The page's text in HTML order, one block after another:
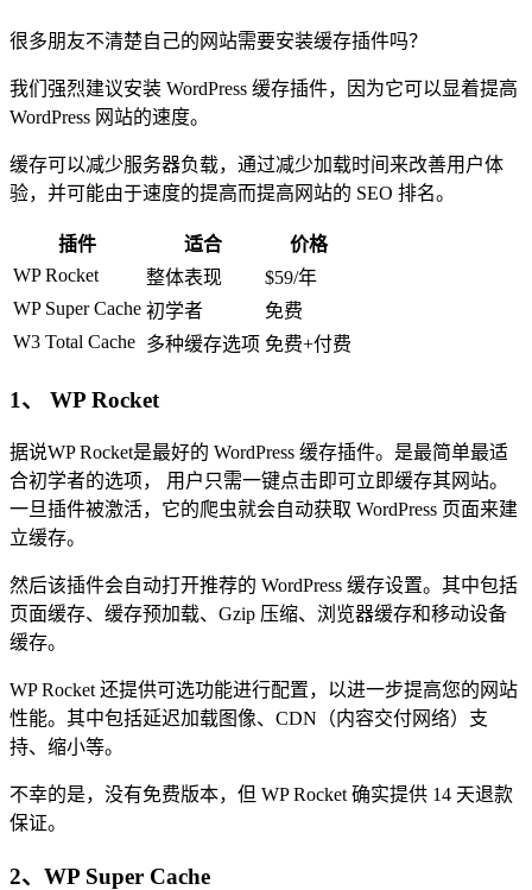
很多朋友不清楚自己的网站需要安装缓存插件吗？
我们强烈建议安装 WordPress 缓存插件，因为它可以显着提高
WordPress 网站的速度。
缓存可以减少服务器负载，通过减少加载时间来改善用户体
验，并可能由于速度的提高而提高网站的 SEO 排名。
插件 适合
价格
WP Rocket
整体表现
$59/年
WP Super Cache 初学者
免费
W3 Total Cache 多种缓存选项 免费+付费
1、 WP Rocket
据说WP Rocket是最好的 WordPress 缓存插件。是最简单最适
合初学者的选项， 用户只需一键点击即可立即缓存其网站。
一旦插件被激活，它的爬虫就会自动获取 WordPress 页面来建
立缓存。
然后该插件会自动打开推荐的 WordPress 缓存设置。其中包括
页面缓存、缓存预加载、Gzip 压缩、浏览器缓存和移动设备
缓存。
WP Rocket 还提供可选功能进行配置，以进一步提高您的网站
性能。其中包括延迟加载图像、CDN（内容交付网络）支
持、缩小等。
不幸的是，没有免费版本，但 WP Rocket 确实提供 14 天退款
保证。
2、WP Super Cache